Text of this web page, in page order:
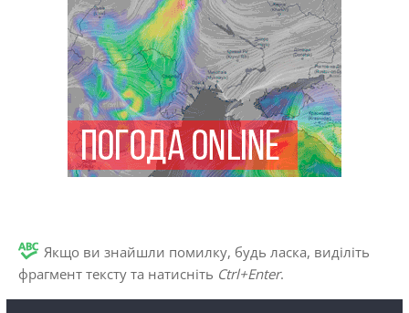
Якщо ви знайшли помилку, будь ласка, виділіть
фрагмент тексту та натисніть Ctrl+Enter.